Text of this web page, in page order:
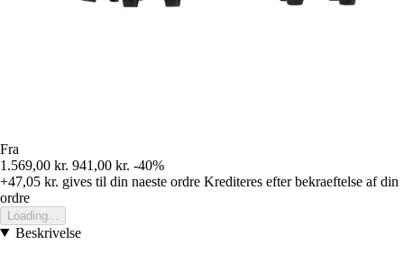
Fra
1.569,00 kr. 941,00 kr. -40%
+47,05 kr. gives til din naeste ordre Krediteres efter bekraeftelse af din
ordre
Loading...
Beskrivelse